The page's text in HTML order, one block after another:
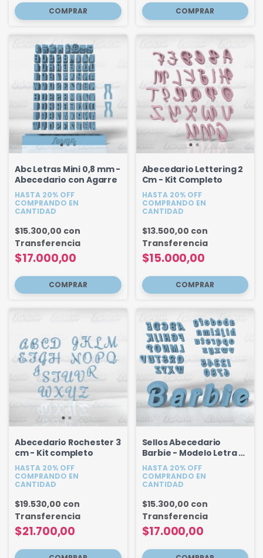
Abc Letras Mini 0,8 mm -
Abecedario con Agarre
HASTA 20% OFF
COMPRANDO EN
CANTIDAD
$17.000,00
$15.300,00 con
Transferencia
Abecedario Lettering 2
Cm - Kit Completo
HASTA 20% OFF
COMPRANDO EN
CANTIDAD
$15.000,00
$13.500,00 con
Transferencia
Abecedario Rochester 3
cm - Kit completo
HASTA 20% OFF
COMPRANDO EN
CANTIDAD
$21.700,00
$19.530,00 con
Transferencia
Sellos Abecedario
Barbie - Modelo Letra 2
Completo
HASTA 20% OFF
COMPRANDO EN
CANTIDAD
$17.000,00
$15.300,00 con
Transferencia